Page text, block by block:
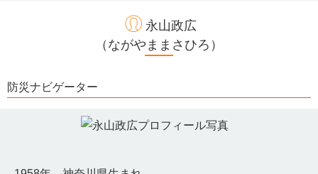
永山政広
（ながやままさひろ）
防災ナビゲーター